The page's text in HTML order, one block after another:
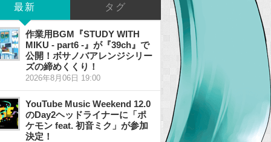
最新 タグ
作業用BGM『STUDY WITH
MIKU - part6 -』が『39ch』で
公開！ボサノバアレンジシリー
ズの締めくくり！
2026年8月06日 19:00
YouTube Music Weekend 12.0
のDay2ヘッドライナーに「ポ
ケモン feat. 初音ミク」が参加
決定！